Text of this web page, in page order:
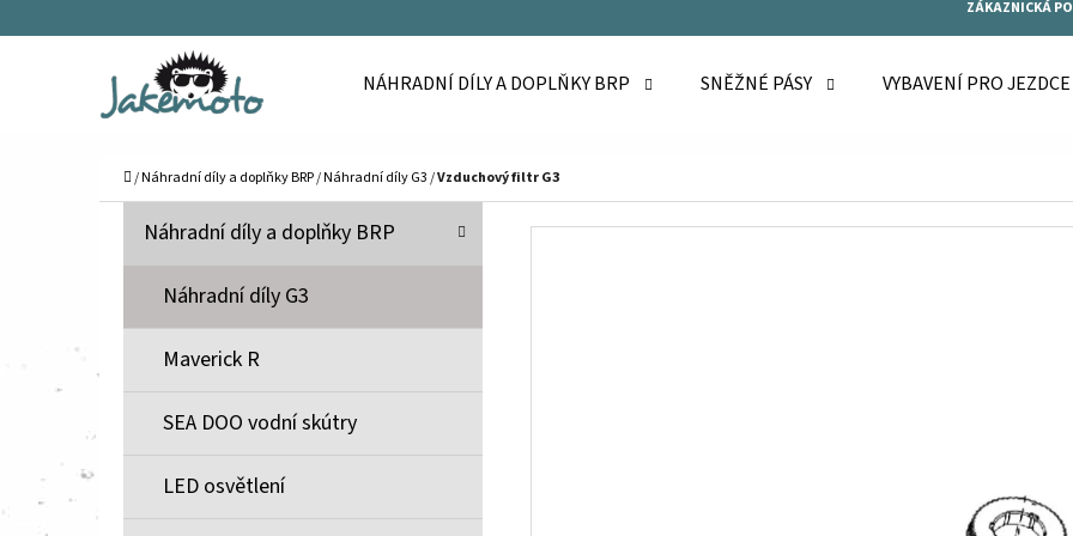
ZÁKAZNICKÁ
NÁHRADNÍ DÍLY A DOPLŇKY BRP SNĚŽNÉ PÁSY VYBAVENÍ PRO JEZDCE
Domů
/Náhradní díly a doplňky BRP/Náhradní díly G3/Vzduchový filtr G3
R
Přeskočit
K
G
Náhradní díly a doplňky BRP
Náhradní díly G3
Maverick R
SEA DOO vodní skútry
LED osvětlení
obchodu
obchodu